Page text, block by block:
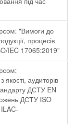
"Вимоги до
процесів
IEC 17065:2019"
якості, аудиторів
ДСТУ EN
ДСТУ ISO